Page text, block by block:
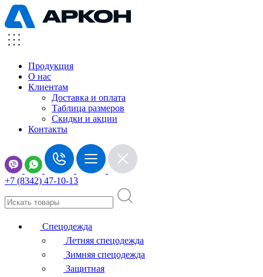
Продукция
О нас
Клиентам
Доставка и оплата
Таблица размеров
Скидки и акции
Контакты
+7 (8342) 47-10-13
Спецодежда
Летняя спецодежда
Зимняя спецодежда
Защитная